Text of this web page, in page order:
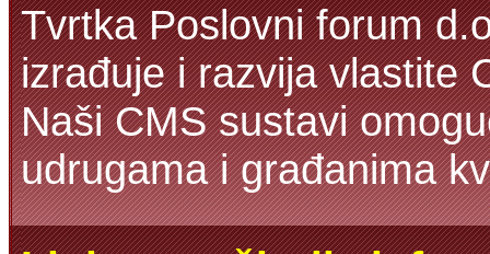
Tvrtka Poslovni forum
izrađuje i razvija vlastite
Naši CMS sustavi
udrugama i građanima